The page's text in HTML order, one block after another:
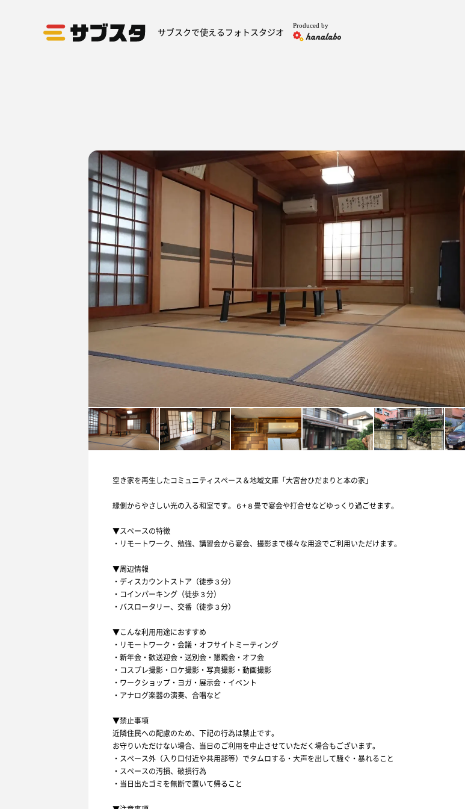
サブスクで使えるフォトスタジオ
Produced by
空き家を再生したコミュニティスペース＆地域文庫「大宮台ひだまりと本の家」
縁側からやさしい光の入る和室です。６+８畳で宴会や打合せなどゆっくり過ごせます。
▼スペースの特徴
・リモートワーク、勉強、講習会から宴会、撮影まで様々な用途でご利用いただけます。
▼周辺情報
・ディスカウントストア（徒歩３分）
・コインパーキング（徒歩３分）
・バスロータリー、交番（徒歩３分）
▼こんな利用用途におすすめ
・リモートワーク・会議・オフサイトミーティング
・新年会・歓送迎会・送別会・懇親会・オフ会
・コスプレ撮影・ロケ撮影・写真撮影・動画撮影
・ワークショップ・ヨガ・展示会・イベント
・アナログ楽器の演奏、合唱など
▼禁止事項
近隣住民への配慮のため、下記の行為は禁止です。
お守りいただけない場合、当日のご利用を中止させていただく場合もございます。
・スペース外（入り口付近や共用部等）でタムロする・大声を出して騒ぐ・暴れること
・スペースの汚損、破損行為
・当日出たゴミを無断で置いて帰ること